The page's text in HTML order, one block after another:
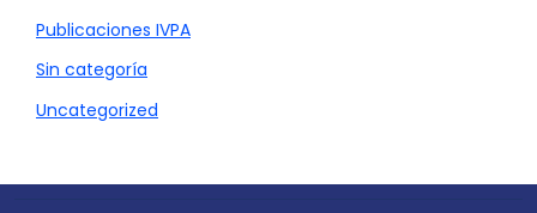
Publicaciones IVPA
Sin categoría
Uncategorized